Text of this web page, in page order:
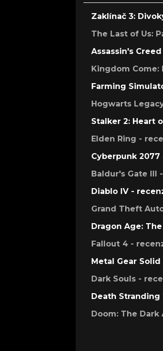
Zaklínač 3:
The Last of Us:
Assassin's
Kingdom Come:
Farming
Hogwarts
Stalker 2: Heart
Elden Ring -
Cyberpunk 2077
Baldur's Gate III
Diablo IV -
Grand Theft
Dragon Age:
Fallout 4 -
Metal Gear
Dark Souls -
Death Stranding
Doom: The Dark